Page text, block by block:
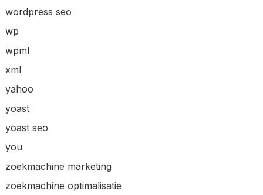
wordpress seo
wp
wpml
xml
yahoo
yoast
yoast seo
you
zoekmachine marketing
zoekmachine optimalisatie